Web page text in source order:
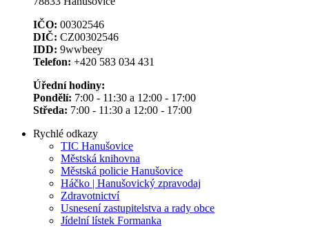
IČO: 00302546
DIČ: CZ00302546
IDD: 9wwbeey
Telefon: +420 583 034 431
Úřední hodiny:
Pondělí: 7:00 - 11:30 a 12:00 - 17:00
Středa: 7:00 - 11:30 a 12:00 - 17:00
Rychlé odkazy
TIC Hanušovice
Městská knihovna
Městská policie Hanušovice
Háčko | Hanušovický zpravodaj
Zdravotnictví
Usnesení zastupitelstva a rady obce
Jídelní lístek Formanka